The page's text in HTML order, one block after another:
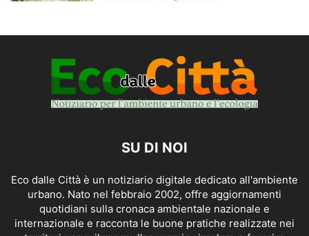
SU DI NOI
Eco dalle Città è un notiziario digitale dedicato all'ambiente
urbano. Nato nel febbraio 2002, offre aggiornamenti
quotidiani sulla cronaca ambientale nazionale e
internazionale e racconta le buone pratiche realizzate nei